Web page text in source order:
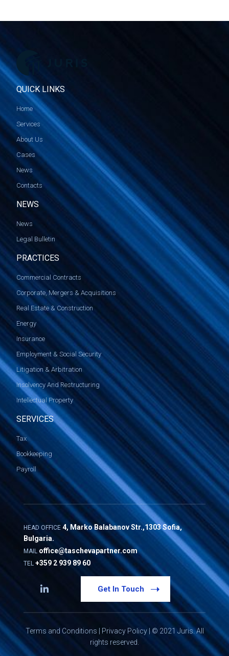
QUICK LINKS
Home
Services
About Us
Cases
News
Contacts
NEWS
News
Legal Bulletin
PRACTICES
Commercial Contracts
Corporate, Mergers & Acquisitions
Real Estate & Construction
Energy
Insurance
Employment & Social Security
Litigation & Arbitration
Insolvency And Restructuring
Intellectual Property
SERVICES
Tax
Bookkeeping
Payroll
HEAD OFFICE 4, Marko Balabanov Str.,1303 Sofia,
Bulgaria.
MAIL office@taschevapartner.com
TEL +359 2 939 89 60
Get In Touch
Terms and Conditions Privacy Policy| © 2021 Juris. All
rights reserved.